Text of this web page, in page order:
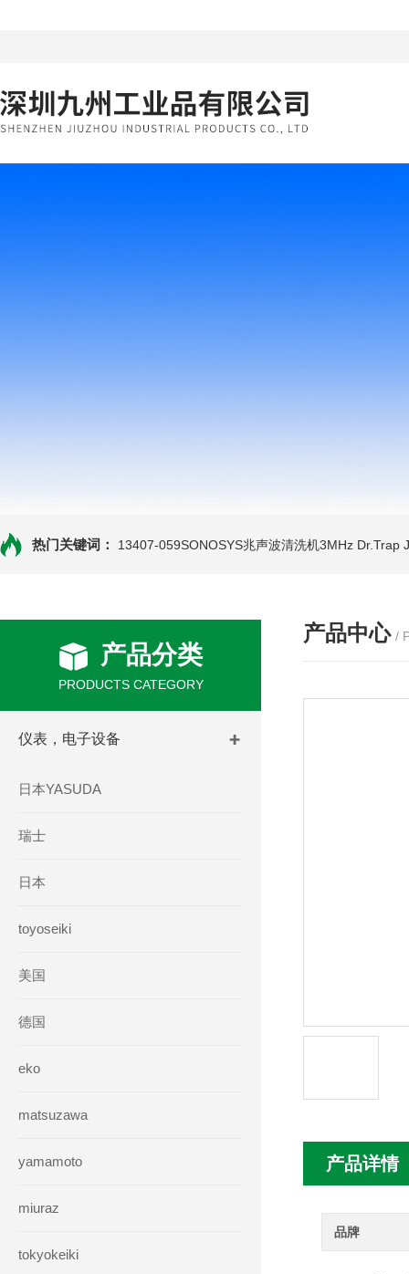
热门关键词： 13407-059SONOSYS兆声波清洗机3MHz Dr.Trap
产品分类
PRODUCTS CATEGORY
仪表，电子设备
日本YASUDA
瑞士
日本
toyoseiki
美国
德国
eko
matsuzawa
yamamoto
miuraz
tokyokeiki
产品中心 /
产品详情
品牌